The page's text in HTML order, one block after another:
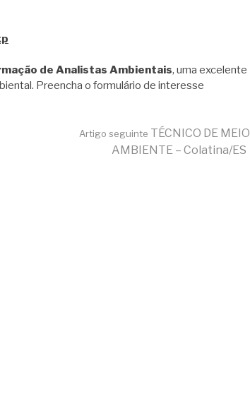
de Analistas Ambientais, uma excelente
Preencha o formulário de interesse
Artigo seguinte TÉCNICO DE MEIO
AMBIENTE – Colatina/ES